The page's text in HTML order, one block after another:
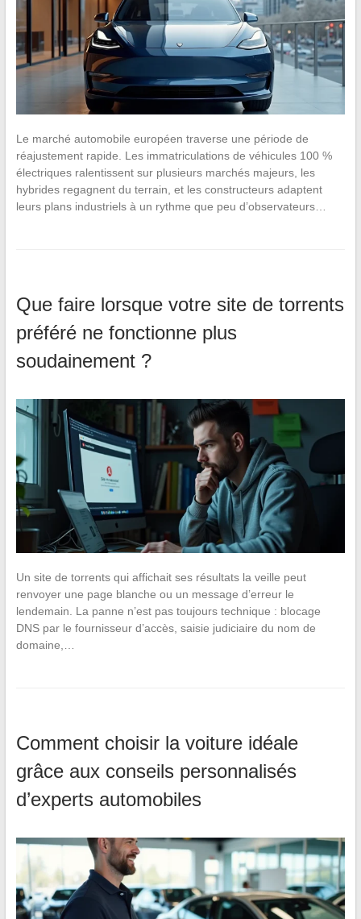
Le marché automobile européen traverse une période de
réajustement rapide. Les immatriculations de véhicules 100 %
électriques ralentissent sur plusieurs marchés majeurs, les
hybrides regagnent du terrain, et les constructeurs adaptent
leurs plans industriels à un rythme que peu d’observateurs…
Que faire lorsque votre site de torrents
préféré ne fonctionne plus
soudainement ?
Un site de torrents qui affichait ses résultats la veille peut
renvoyer une page blanche ou un message d’erreur le
lendemain. La panne n’est pas toujours technique : blocage
DNS par le fournisseur d’accès, saisie judiciaire du nom de
domaine,…
Comment choisir la voiture idéale
grâce aux conseils personnalisés
d’experts automobiles